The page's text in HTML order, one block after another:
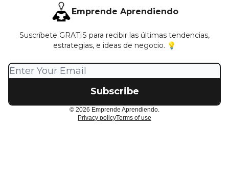
Emprende Aprendiendo
Suscríbete GRATIS para recibir las últimas tendencias,
estrategias, e ideas de negocio. 💡
© 2026 Emprende Aprendiendo.
Privacy policyTerms of use